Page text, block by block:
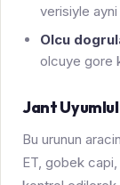
verisiyle
Olcu
olcuye gore
Jant
Bu urunun
ET, gobek